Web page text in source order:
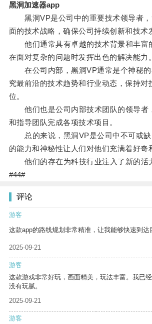
黑洞加速器app
黑洞VP是公司中的重要技术领导者，
面的技术战略，确保公司持续创新和技术
他们通常具有卓越的技术背景和丰富
在面对复杂的问题时发挥出色的解决能力。
在公司内部，黑洞VP通常是个神秘的
究最前沿的技术趋势和行业动态，保持对
位。
他们也是公司内部技术团队的领导者
和指导团队完成各项技术项目。
总的来说，黑洞VP是公司中不可或缺
的能力和神秘性让人们对他们充满着好奇
他们的存在为科技行业注入了新的活
#44#
评论
游客
这款app的路线规划非常精准，让我能够快速到达
2025-09-21
游客
这款游戏非常好玩，画面精美，玩法丰富。我已
没有玩腻。
2025-09-21
游客